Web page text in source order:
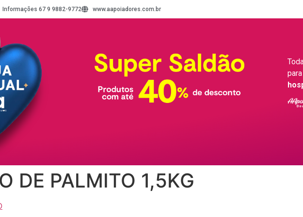
Informações 67 9 9882-9772 www.aapoiadores.com.br
DE PALMITO 1,5KG